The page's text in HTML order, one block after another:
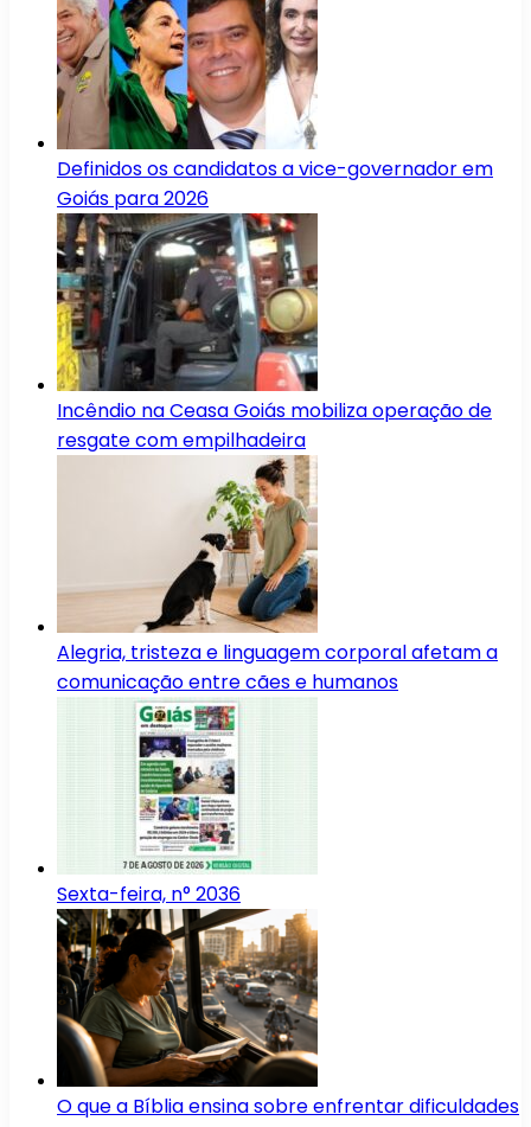
Definidos os candidatos a vice-governador em
Goiás para 2026
Incêndio na Ceasa Goiás mobiliza operação de
resgate com empilhadeira
Alegria, tristeza e linguagem corporal afetam a
comunicação entre cães e humanos
Sexta-feira, n° 2036
O que a Bíblia ensina sobre enfrentar dificuldades